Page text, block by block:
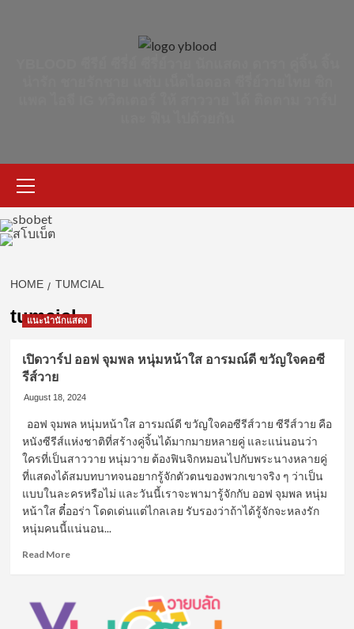
Menu
HOME TUMCIAL
tumcial
แนะนำนักแสดง
เปิดวาร์ป ออฟ จุมพล หนุ่มหน้าใส อารมณ์ดี ขวัญใจคอซี
รีส์วาย
August 18, 2024
ออฟ จุมพล หนุ่มหน้าใส อารมณ์ดี ขวัญใจคอซีรีส์วาย ซีรีส์วาย คือ
หนังซีรีส์แห่งชาติที่สร้างคู่จิ้นได้มากมายหลายคู่ และแน่นอนว่า
ใครที่เป็นสาววาย หนุ่มวาย ต้องฟินจิกหมอนไปกับพระนางหลายคู่
ที่แสดงได้สมบทบาทจนอยากรู้จักตัวตนของพวกเขาจริง ๆ ว่าเป็น
แบบในละครหรือไม่ และวันนี้เราจะพามารู้จักกับ ออฟ จุมพล หนุ่ม
หน้าใส ตี๋ออร่า โดดเด่นแต่ไกลเลย รับรองว่าถ้าได้รู้จักจะหลงรัก
หนุ่มคนนี้แน่นอน...
Read MoreRead
วาร์